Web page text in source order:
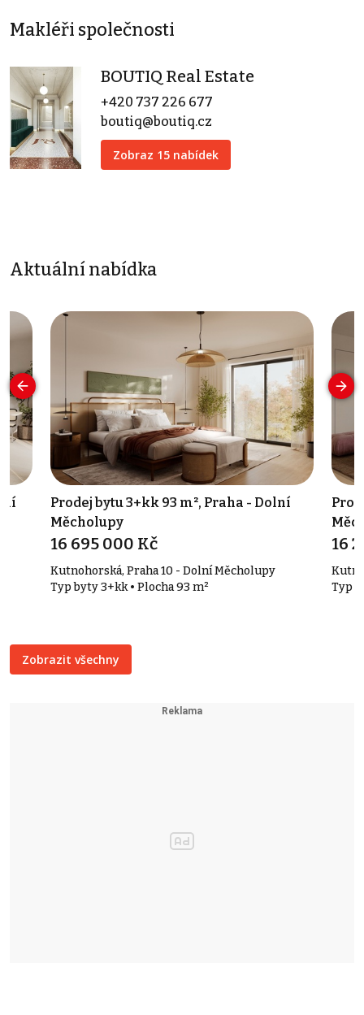
Makléři společnosti
BOUTIQ Real Estate
+420 737 226 677
boutiq@boutiq.cz
Zobraz 15 nabídek
Aktuální nabídka
Prodej bytu 3+kk 93 m², Praha - Dolní
Měcholupy
16 695 000 Kč
Kutnohorská, Praha 10 - Dolní Měcholupy
Typ byty 3+kk • Plocha 93 m²
16
Typ
Zobrazit všechny